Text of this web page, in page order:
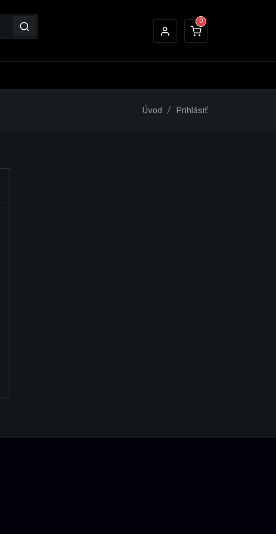
Úvod Prihlásiť